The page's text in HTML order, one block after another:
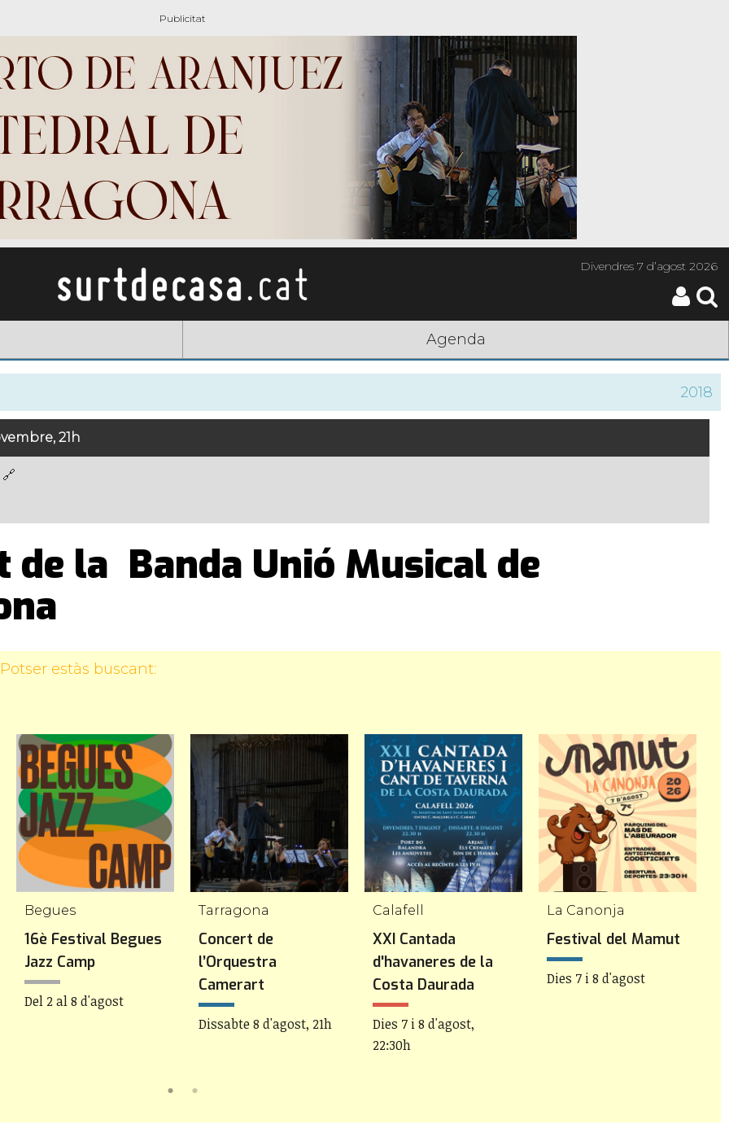
Divendres7 d’agost 2026
Agenda
2018
21h
de la Banda Unió Musical de
estàs buscant:
Begues
16è Festival Begues
Jazz Camp
Del 2 al 8 d'agost
Tarragona
Concert de
l’Orquestra
Camerart
Dissabte 8 d'agost, 21h
Calafell
XXI Cantada
d'havaneres de la
Costa Daurada
Dies 7 i 8 d'agost,
22:30h
La Canonja
Festival del Mamut
Dies 7 i 8 d'agost